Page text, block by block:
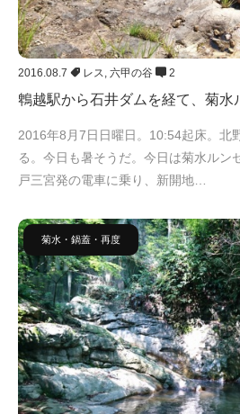
2016.08.7 レス, 六甲の谷 2
鵯越駅から石井ダムを経て、菊水
2016年8月7日日曜日。10:54起床。北
る。今日も暑そうだ。今日は菊水ルン
戸三宮発の電車に乗り、新開地…
菊水・鍋蓋・再度